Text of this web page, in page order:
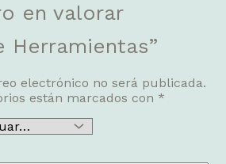
en valorar
Herramientas”
electrónico no será publicada.
están marcados con *